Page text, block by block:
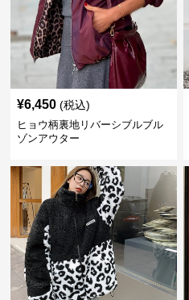
¥6,450 (税込)
ヒョウ柄裏地リバーシブルブル
ゾンアウター